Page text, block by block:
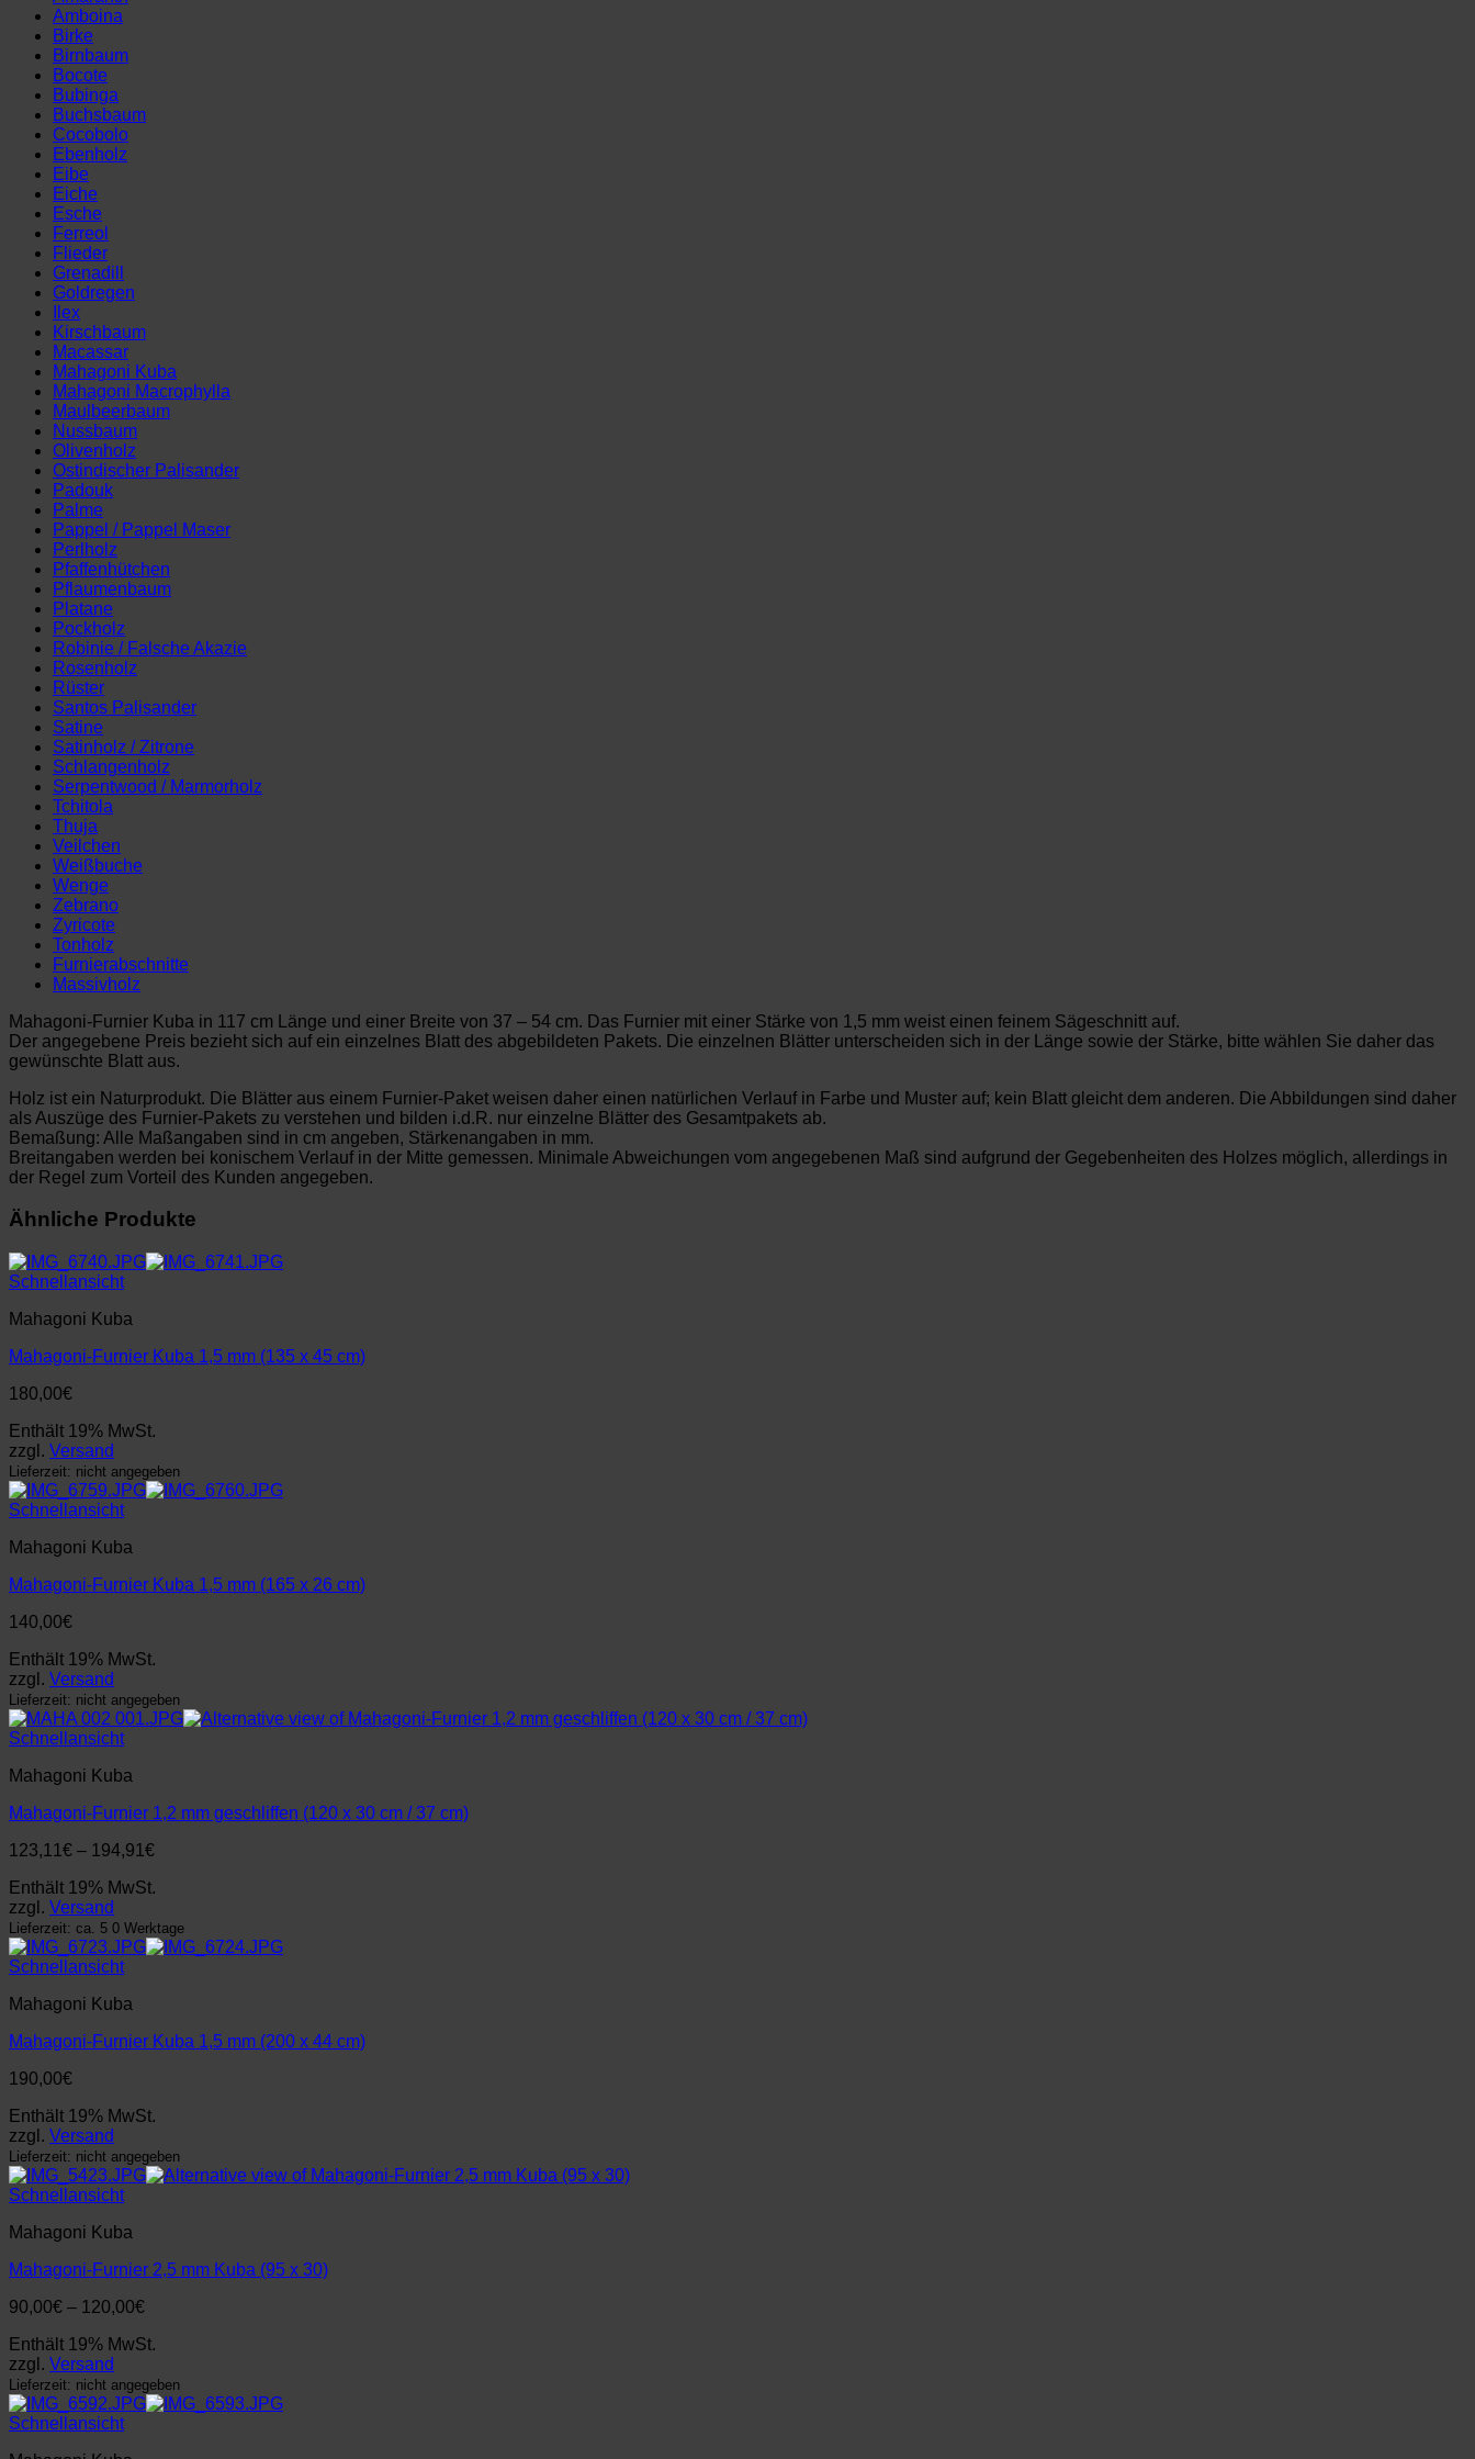
-
54
cm)
Menge
Amboina
Birke
Birnbaum
Bocote
Bubinga
Buchsbaum
Cocobolo
Ebenholz
Eibe
Eiche
Esche
Ferreol
Flieder
Grenadill
Goldregen
Ilex
Kirschbaum
Macassar
Mahagoni Kuba
Mahagoni Macrophylla
Maulbeerbaum
Nussbaum
Olivenholz
Ostindischer Palisander
Padouk
Palme
Pappel / Pappel Maser
Perlholz
Pfaffenhütchen
Pflaumenbaum
Platane
Pockholz
Robinie / Falsche Akazie
Rosenholz
Rüster
Santos Palisander
Satine
Satinholz / Zitrone
Schlangenholz
Serpentwood / Marmorholz
Tchitola
Thuja
Veilchen
Weißbuche
Wenge
Zebrano
Zyricote
Tonholz
Furnierabschnitte
Massivholz
Mahagoni-Furnier Kuba in 117 cm Länge und einer Breite von 37 – 54 cm. Das Furnier mit einer Stärke von 1,5 mm weist einen feinem Sägeschnitt auf.
Der angegebene Preis bezieht sich auf ein einzelnes Blatt des abgebildeten Pakets. Die einzelnen Blätter unterscheiden sich in der Länge sowie der Stärke, bitte wählen Sie daher das
gewünschte Blatt aus.
Holz ist ein Naturprodukt. Die Blätter aus einem Furnier-Paket weisen daher einen natürlichen Verlauf in Farbe und Muster auf; kein Blatt gleicht dem anderen. Die Abbildungen sind daher
als Auszüge des Furnier-Pakets zu verstehen und bilden i.d.R. nur einzelne Blätter des Gesamtpakets ab.
Bemaßung: Alle Maßangaben sind in cm angeben, Stärkenangaben in mm.
Breitangaben werden bei konischem Verlauf in der Mitte gemessen. Minimale Abweichungen vom angegebenen Maß sind aufgrund der Gegebenheiten des Holzes möglich, allerdings in
der Regel zum Vorteil des Kunden angegeben.
Ähnliche Produkte
Schnellansicht
Mahagoni Kuba
Mahagoni-Furnier Kuba 1,5 mm (135 x 45 cm)
180,00€
Enthält 19% MwSt.
zzgl. Versand
Lieferzeit: nicht angegeben
Schnellansicht
Mahagoni Kuba
Mahagoni-Furnier Kuba 1,5 mm (165 x 26 cm)
140,00€
Enthält 19% MwSt.
zzgl. Versand
Lieferzeit: nicht angegeben
Schnellansicht
Mahagoni Kuba
Mahagoni-Furnier 1,2 mm geschliffen (120 x 30 cm / 37 cm)
123,11 € – 194,91 €
bis
Enthält 19% MwSt.
zzgl. Versand
Lieferzeit: ca. 5 0 Werktage
Schnellansicht
Mahagoni Kuba
Mahagoni-Furnier Kuba 1,5 mm (200 x 44 cm)
190,00€
Enthält 19% MwSt.
zzgl. Versand
Lieferzeit: nicht angegeben
Schnellansicht
Mahagoni Kuba
Mahagoni-Furnier 2,5 mm Kuba (95 x 30)
90,00€ – 120,00€
bis
Enthält 19% MwSt.
zzgl. Versand
Lieferzeit: nicht angegeben
Schnellansicht